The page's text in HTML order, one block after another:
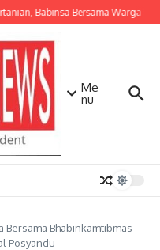
Babinsa Bersama Warga
Me
nu
Bersama Bhabinkamtibmas
Posyandu